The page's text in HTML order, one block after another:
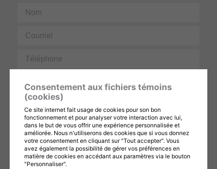
Téléphone
Ce formulaire est protégé par reCAPTCHA et lesPolitiques de confidentialité
Conditions d'utilisationde Google s'appliquent. En remplissant ce formulaire,
vous consentez à partager vos informations conformément à nos Conditions
d'utilisationetpolitique de confidentialité
Consentement aux fichiers témoins
(cookies)
Ce site internet fait usage de cookies pour son bon
fonctionnement et pour analyser votre interaction avec lui,
dans le but de vous offrir une expérience personnalisée et
améliorée. Nous n'utiliserons des cookies que si vous donnez
votre consentement en cliquant sur "Tout accepter". Vous
avez également la possibilité de gérer vos préférences en
matière de cookies en accédant aux paramètres via le bouton
"Personnaliser".